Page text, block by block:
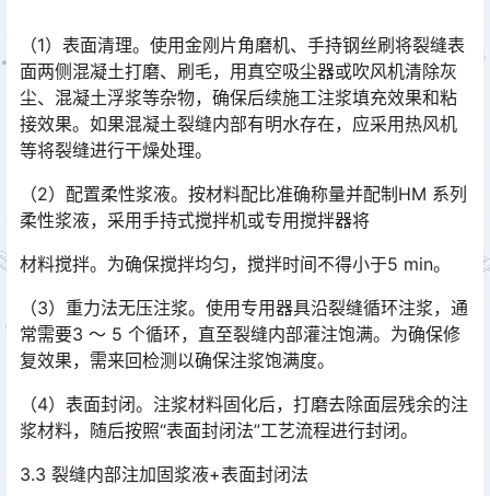
（1）表面清理。使用金刚片角磨机、手持钢丝刷将裂缝表
面两侧混凝土打磨、刷毛，用真空吸尘器或吹风机清除灰
尘、混凝土浮浆等杂物，确保后续施工注浆填充效果和粘
接效果。如果混凝土裂缝内部有明水存在，应采用热风机
等将裂缝进行干燥处理。󠅅󠅃󠄵󠅂󠄪󠇖󠆨󠆨󠇕󠆞󠆒󠅬󠇘󠆭󠆘󠇙󠆝󠅵󠇗󠆭󠆁󠄐󠇗󠅹󠅸󠇖󠆍󠅳󠇖󠅹󠅰󠇖󠆌󠅹
（2）配置柔性浆液。按材料配比准确称量并配制HM 系列
柔性浆液，采用手持式搅拌机或专用搅拌器将
材料搅拌。为确保搅拌均匀，搅拌时间不得小于5 min。
（3）重力法无压注浆。使用专用器具沿裂缝循环注浆，通
常需要3 ～ 5 个循环，直至裂缝内部灌注饱满。为确保修
复效果，需来回检测以确保注浆饱满度。
（4）表面封闭。注浆材料固化后，打磨去除面层残余的注
浆材料，随后按照“表面封闭法”工艺流程进行封闭。
3.3 裂缝内部注加固浆液+表面封闭法